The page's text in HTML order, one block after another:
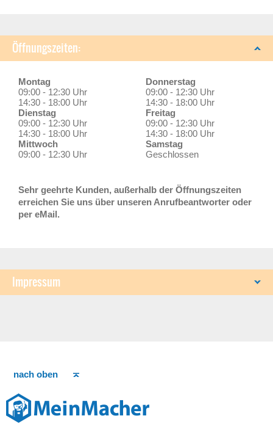
Öffnungszeiten:
Montag
09:00 - 12:30 Uhr
14:30 - 18:00 Uhr
Dienstag
09:00 - 12:30 Uhr
14:30 - 18:00 Uhr
Mittwoch
09:00 - 12:30 Uhr
Donnerstag
09:00 - 12:30 Uhr
14:30 - 18:00 Uhr
Freitag
09:00 - 12:30 Uhr
14:30 - 18:00 Uhr
Samstag
Geschlossen
Sehr geehrte Kunden, außerhalb der Öffnungszeiten
erreichen Sie uns über unseren Anrufbeantworter oder
per eMail.
Impressum
nach oben